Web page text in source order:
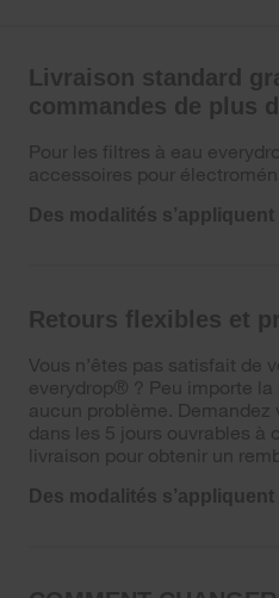
Livraison standard
commandes de plus
Pour les filtres à eau
accessoires pour
Des modalités s’appliquent
Retours flexibles et
Vous n’êtes pas satisfait de
everydrop® ? Peu importe la
aucun problème. Demandez
dans les 5 jours ouvrables à
livraison pour obtenir un
Des modalités s’appliquent